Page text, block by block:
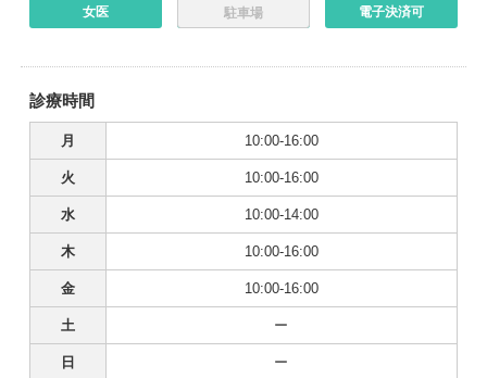
女医 駐車場 電子決済可
診療時間
月 10:00-16:00
火 10:00-16:00
水 10:00-14:00
木 10:00-16:00
金 10:00-16:00
土 ー
日 ー